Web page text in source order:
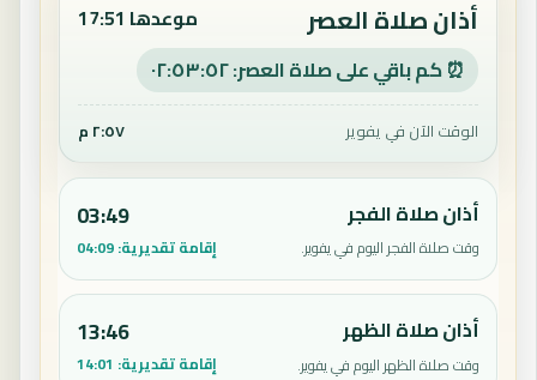
أذان صلاة العصر موعدها 17:51
⏰ كم باقي على صلاة العصر: ٠٢:٥٣:٥١
الوقت الآن في يفوير ٢:٥٧ م
أذان صلاة الفجر
وقت صلاة الفجر اليوم في يفوير.
03:49
إقامة تقديرية:04:09
أذان صلاة الظهر
وقت صلاة الظهر اليوم في يفوير.
13:46
إقامة تقديرية: 14:01